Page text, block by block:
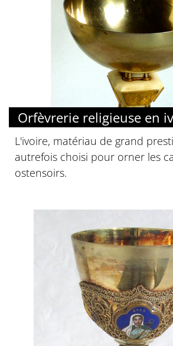
Orfèvrerie religieuse en
L'ivoire, matériau de grand
autrefois choisi pour orner les
ostensoirs.